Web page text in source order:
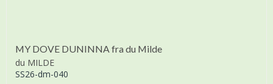
MY DOVE DUNINNA fra du Milde
du MILDE
SS26-dm-040